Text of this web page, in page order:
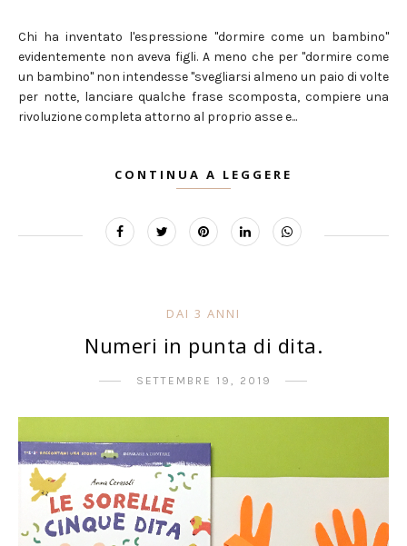
Chi ha inventato l'espressione "dormire come un bambino"
evidentemente non aveva figli. A meno che per "dormire come
un bambino" non intendesse "svegliarsi almeno un paio di volte
per notte, lanciare qualche frase scomposta, compiere una
rivoluzione completa attorno al proprio asse e...
CONTINUA A LEGGERE
DAI 3 ANNI
Numeri in punta di dita.
SETTEMBRE 19, 2019